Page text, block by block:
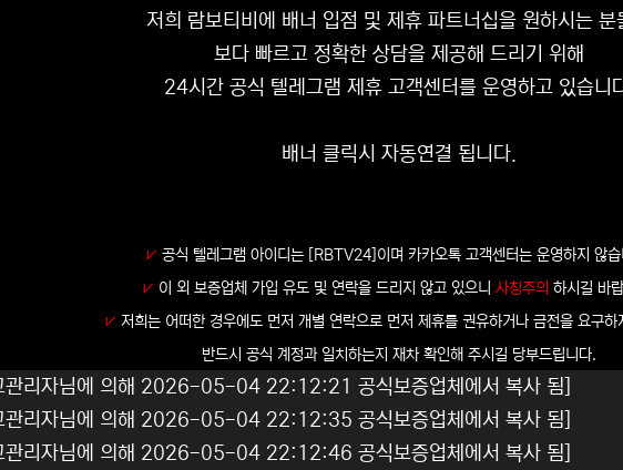
저희 람보티비에 배너 입점 및 제휴 파트너십을 원하시는 분
보다 빠르고 정확한 상담을 제공해 드리기 위해
24시간 공식 텔레그램 제휴 고객센터를 운영하고 있습니
배너 클릭시 자동연결 됩니다.
⩗ 공식 텔레그램 아이디는 [RBTV24] 이며 카카오톡 고객센터는 운영하지 않
⩗ 이 외 보증업체 가입 유도 및 연락을 드리지 않고 있으니 사칭주의 하시길 바
⩗ 저희는 어떠한 경우에도 먼저 개별 연락으로 먼저 제휴를 권유하거나 금전을 요구하
반드시 공식 계정과 일치하는지 재차 확인해 주시길 당부드립니다.
관리자님에 의해 2026-05-04 22:12:21 공식보증업체에서 복사 됨]
관리자님에 의해 2026-05-04 22:12:35 공식보증업체에서 복사 됨]
관리자님에 의해 2026-05-04 22:12:46 공식보증업체에서 복사 됨]